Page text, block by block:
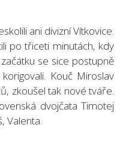
ani divizní Vítkovice.
po třiceti minutách, kdy
se sice postupně
Kouč Miroslav
zkoušel tak nové tváře.
dvojčata Timotej
Valenta.